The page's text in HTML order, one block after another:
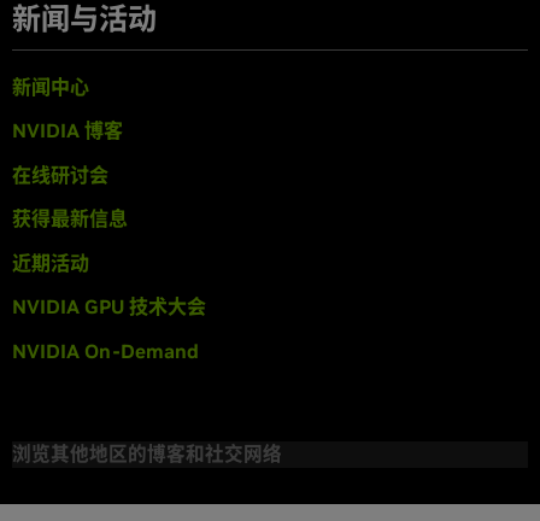
新闻与活动
新闻中心
NVIDIA 博客
在线研讨会
获得最新信息
近期活动
NVIDIA GPU 技术大会
NVIDIA On-Demand
浏览其他地区的博客和社交网络